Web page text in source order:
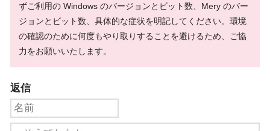
ずご利用の Windows のバージョンとビット数、Mery のバー
ジョンとビット数、具体的な症状を明記してください。環境
の確認のために何度もやり取りすることを避けるため、ご協
力をお願いいたします。
返信